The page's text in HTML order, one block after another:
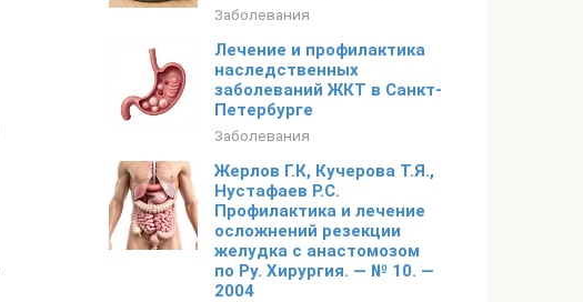
Заболевания
Лечение и профилактика
наследственных
заболеваний ЖКТ в Санкт-
Петербурге
Заболевания
Жерлов Г.К, Кучерова Т.Я.,
Нустафаев Р.С.
Профилактика и лечение
осложнений резекции
желудка с анастомозом
по Ру. Хирургия. — № 10. —
2004